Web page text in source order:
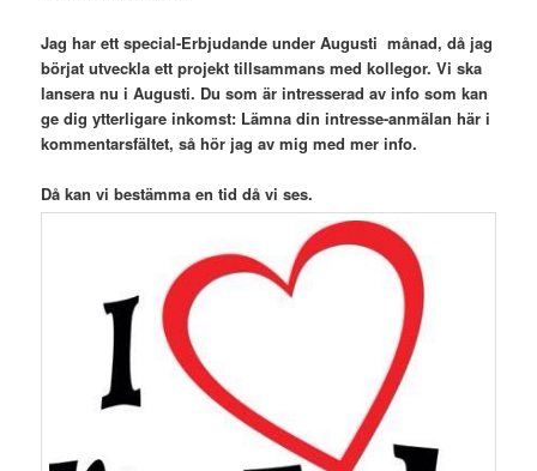
Jag har ett special-Erbjudande under Augusti månad, då jag
börjat utveckla ett projekt tillsammans med kollegor. Vi ska
lansera nu i Augusti. Du som är intresserad av info som kan
ge dig ytterligare inkomst: Lämna din intresse-anmälan här i
kommentarsfältet, så hör jag av mig med mer info.
Då kan vi bestämma en tid då vi ses.